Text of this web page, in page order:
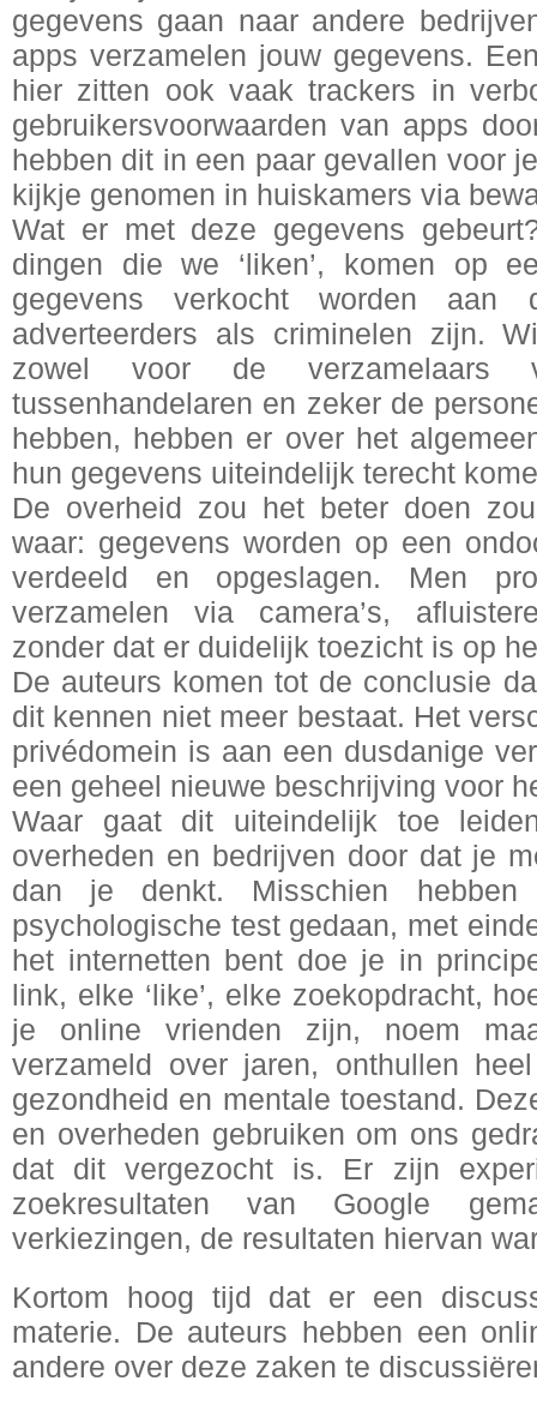
gegevens gaan naar andere
apps verzamelen jouw gegevens.
hier zitten ook vaak trackers in
gebruikersvoorwaarden van apps
hebben dit in een paar gevallen voor
kijkje genomen in huiskamers via
Wat er met deze gegevens
dingen die we ‘liken’, komen op
gegevens verkocht worden aan
adverteerders als criminelen zijn.
zowel voor de verzamelaars
tussenhandelaren en zeker de
hebben, hebben er over het
hun gegevens uiteindelijk terecht
De overheid zou het beter doen
waar: gegevens worden op een
verdeeld en opgeslagen. Men
verzamelen via camera’s,
zonder dat er duidelijk toezicht is op
De auteurs komen tot de conclusie
dit kennen niet meer bestaat. Het
privédomein is aan een dusdanige
een geheel nieuwe beschrijving voor
Waar gaat dit uiteindelijk toe
overheden en bedrijven door dat je
dan je denkt. Misschien
psychologische test gedaan, met
het internetten bent doe je in
link, elke ‘like’, elke zoekopdracht,
je online vrienden zijn, noem
verzameld over jaren, onthullen
gezondheid en mentale toestand.
en overheden gebruiken om ons
dat dit vergezocht is. Er zijn
zoekresultaten van Google
verkiezingen, de resultaten hiervan
Kortom hoog tijd dat er een
materie. De auteurs hebben een
andere over deze zaken te